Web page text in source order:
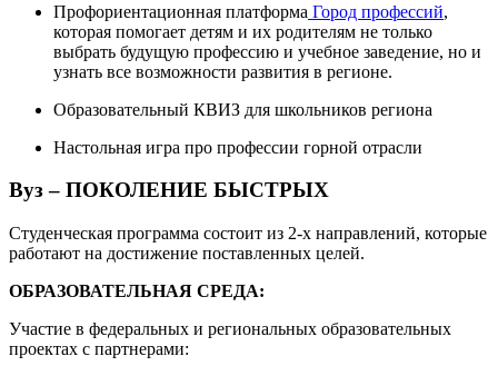
Профориентационная платформа Город профессий,
которая помогает детям и их родителям не только
выбрать будущую профессию и учебное заведение, но и
узнать все возможности развития в регионе.
Образовательный КВИЗ для школьников региона
Настольная игра про профессии горной отрасли
Вуз – ПОКОЛЕНИЕ БЫСТРЫХ
Студенческая программа состоит из 2-х направлений, которые
работают на достижение поставленных целей.
ОБРАЗОВАТЕЛЬНАЯ СРЕДА:
Участие в федеральных и региональных образовательных
проектах с партнерами: